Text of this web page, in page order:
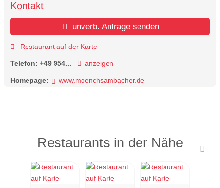
Kontakt
unverb. Anfrage senden
Restaurant auf der Karte
Telefon: +49 954... anzeigen
Homepage: www.moenchsambacher.de
Restaurants in der Nähe